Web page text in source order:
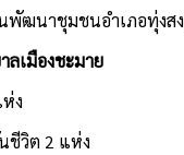
าชุมชนอำเภอทุ่งส
ลเมืองชะมาย
ง
2 แห่ง